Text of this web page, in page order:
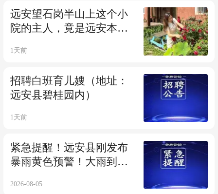
远安望石岗半山上这个小
院的主人，竟是远安本土
1天前
招聘白班育儿嫂（地址：
远安县碧桂园内）
1天前
紧急提醒！远安县刚发布
暴雨黄色预警！大雨到暴
2026-08-05